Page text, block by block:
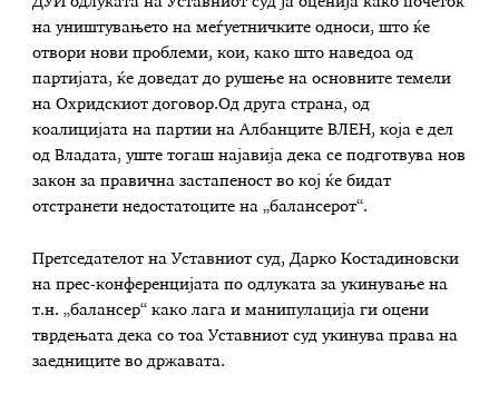
на уништувањето на меѓуетничките односи, што ќе
отвори нови проблеми, кои, како што наведоа од
партијата, ќе доведат до рушење на основните темели
на Охридскиот договор.Од друга страна, од
коалицијата на партии на Албанците ВЛЕН, која е дел
од Владата, уште тогаш најавија дека се подготвува нов
закон за правична застапеност во кој ќе бидат
отстранети недостатоците на „балансерот“.
Претседателот на Уставниот суд, Дарко Костадиновски
на прес-конференцијата по одлуката за укинување на
т.н. „балансер“ како лага и манипулација ги оцени
тврдењата дека со тоа Уставниот суд укинува права на
заедниците во државата.